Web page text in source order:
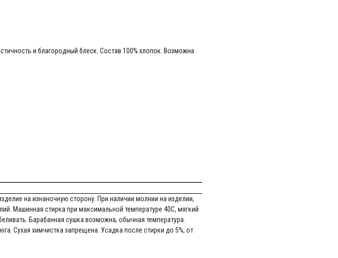
и благородный блеск. Состав 100% хлопок. Возможна
на изнаночную сторону. При наличии молнии на изделии,
Машинная стирка при максимальной температуре 40С, мягкий
Барабанная сушка возможна, обычная температура.
Сухая химчистка запрещена. Усадка после стирки до 5%, от